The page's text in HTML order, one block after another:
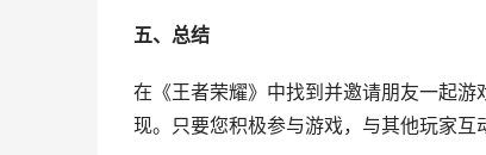
五、总结
在《王者荣耀》中找到并邀请朋友一起
现。只要您积极参与游戏，与其他玩家互